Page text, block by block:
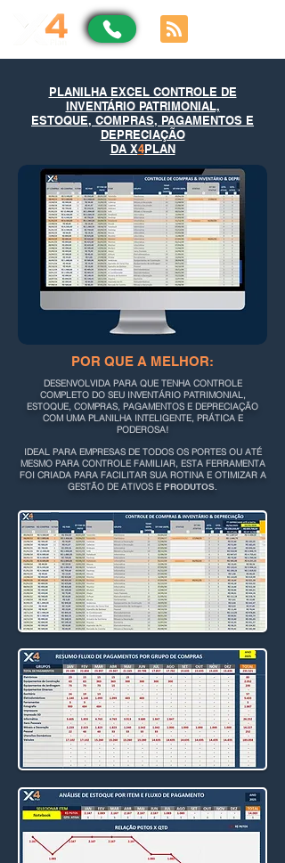
PLANILHA EXCEL CONTROLE DE
INVENTÁRIO PATRIMONIAL,
ESTOQUE, COMPRAS, PAGAMENTOS E
DEPRECIAÇÃO
DA X4PLAN
POR QUE A MELHOR:
DESENVOLVIDA PARA QUE TENHA CONTROLE
COMPLETO DO SEU INVENTÁRIO PATRIMONIAL,
ESTOQUE, COMPRAS, PAGAMENTOS E DEPRECIAÇÃO
COM UMA PLANILHA INTELIGENTE, PRÁTICA E
PODEROSA!
IDEAL PARA EMPRESAS DE TODOS OS PORTES OU ATÉ
MESMO PARA CONTROLE FAMILIAR, ESTA FERRAMENTA
FOI CRIADA PARA FACILITAR SUA ROTINA E OTIMIZAR A
GESTÃO DE ATIVOS E PRODUTOS.